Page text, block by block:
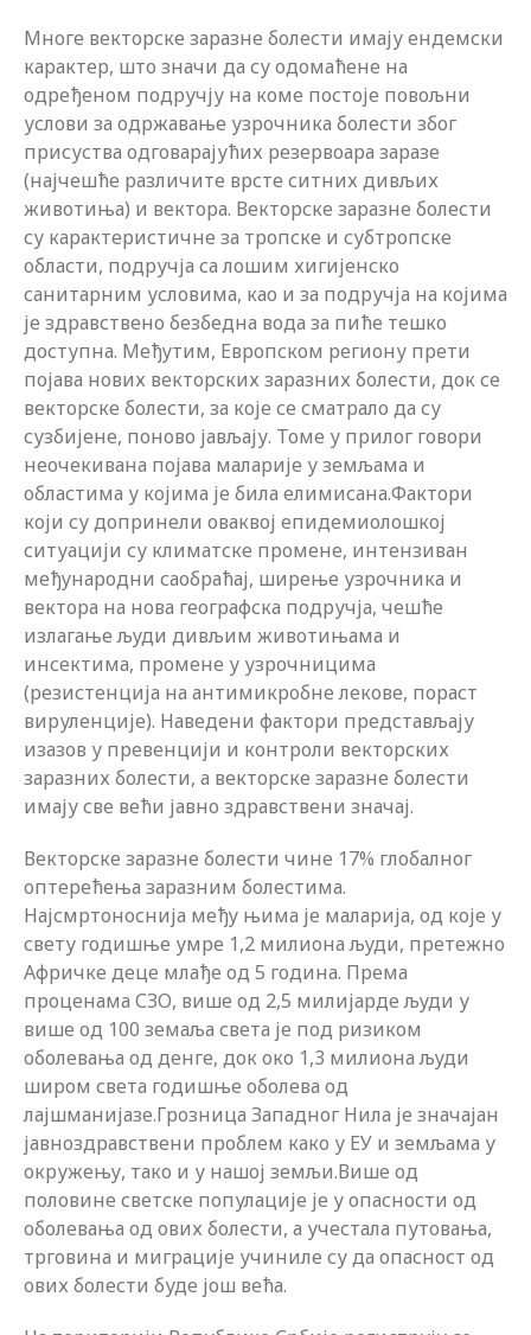
Многе векторске заразне болести имају ендемски
карактер, што значи да су одомаћене на
одређеном подручју на коме постоје повољни
услови за одржавање узрочника болести због
присуства одговарајућих резервоара заразе
(најчешће различите врсте ситних дивљих
животиња) и вектора. Векторске заразне болести
су карактеристичне за тропске и субтропске
области, подручја са лошим хигијенско
санитарним условима, као и за подручја на којима
је здравствено безбедна вода за пиће тешко
доступна. Међутим, Европском региону прети
појава нових векторских заразних болести, док се
векторске болести, за које се сматрало да су
сузбијене, поново јављају. Томе у прилог говори
неочекивана појава маларије у земљама и
областима у којима је била елимисана.Фактори
који су допринели оваквој епидемиолошкој
ситуацији су климатске промене, интензиван
међународни саобраћај, ширење узрочника и
вектора на нова географска подручја, чешће
излагање људи дивљим животињама и
инсектима, промене у узрочницима
(резистенција на антимикробне лекове, пораст
вируленције). Наведени фактори представљају
изазов у превенцији и контроли векторских
заразних болести, а векторске заразне болести
имају све већи јавно здравствени значај.
Векторске заразне болести чине 17% глобалног
оптерећења заразним болестима.
Најсмртоноснија међу њима је маларија, од које у
свету годишње умре 1,2 милиона људи, претежно
Афричке деце млађе од 5 година. Према
проценама СЗО, више од 2,5 милијарде људи у
више од 100 земаља света је под ризиком
оболевања од денге, док око 1,3 милиона људи
широм света годишње оболева од
лајшманијазе.Грозница Западног Нила је значајан
јавноздравствени проблем како у ЕУ и земљама у
окружењу, тако и у нашој земљи.Више од
половине светске популације је у опасности од
оболевања од ових болести, а учестала путовања,
трговина и миграције учиниле су да опасност од
ових болести буде још већа.